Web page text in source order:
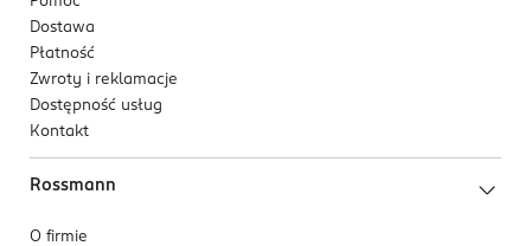
Dostawa
Płatność
Zwroty i reklamacje
Dostępność usług
Kontakt
Rossmann
O firmie